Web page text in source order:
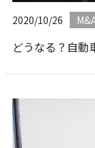
2020/10/26
どうなる？自動